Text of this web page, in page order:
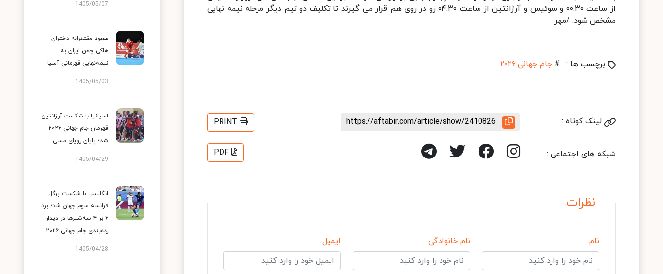
از ساعت ۰۰:۳۰ و سوئیس و آرژانتین از ساعت ۰۴:۳۰ رو در روی هم قرار می گیرند تا تکلیف دو تیم دیگر مرحله نیمه نهایی
مشخص شود. /مهر
برچسب ها : # جام جهانی ۲۰۲۶
لینک کوتاه : https://aftabir.com/article/show/2410826
PRINT
شبکه های اجتماعی : PDF
نظرات
نام نام خانوادگی ایمیل
1405/05/07
صعود مقتدرانه دختران
هاکی چمن ایران به
نیمه‌نهایی قهرمانی آسیا
1405/05/03
اسپانیا با شکست آرژانتین
قهرمان جام جهانی ۲۰۲۶
شد؛ پایان رویای مسی
1405/04/29
انگلیس با شکست پرگل
فرانسه سوم جهان شد؛ برد
۶ بر ۴ سه‌شیرها در دیدار
رده‌بندی جام جهانی ۲۰۲۶
1405/04/28